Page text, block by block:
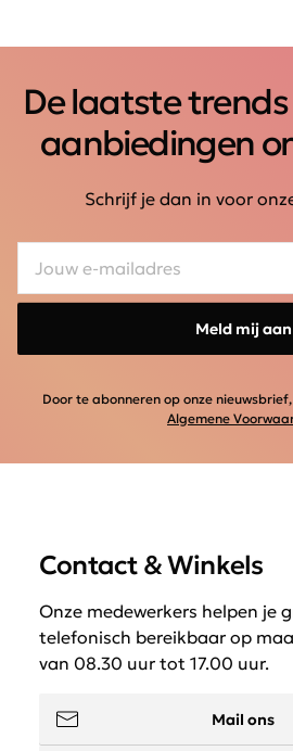
De laatste
aanbiedingen
Schrijf je dan in voor
Meld mij aan
Door te abonneren op onze
Algemene
Contact & Winkels
Onze medewerkers helpen je
telefonisch bereikbaar op
van 08.30 uur tot 17.00 uur.
Mail ons